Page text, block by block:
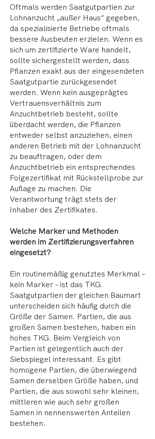
Oftmals werden Saatgutpartien zur
Lohnanzucht „außer Haus“ gegeben,
da spezialisierte Betriebe oftmals
bessere Ausbeuten erzielen. Wenn es
sich um zertifizierte Ware handelt,
sollte sichergestellt werden, dass
Pflanzen exakt aus der eingesendeten
Saatgutpartie zurückgesendet
werden. Wenn kein ausgeprägtes
Vertrauensverhältnis zum
Anzuchtbetrieb besteht, sollte
überdacht werden, die Pflanzen
entweder selbst anzuziehen, einen
anderen Betrieb mit der Lohnanzucht
zu beauftragen, oder dem
Anzuchtbetrieb ein entsprechendes
Folgezertifikat mit Rückstellprobe zur
Auflage zu machen. Die
Verantwortung trägt stets der
Inhaber des Zertifikates.
Welche Marker und Methoden
werden im Zertifizierungsverfahren
eingesetzt?
Ein routinemäßig genutztes Merkmal –
kein Marker – ist das TKG.
Saatgutpartien der gleichen Baumart
unterscheiden sich häufig durch die
Größe der Samen. Partien, die aus
großen Samen bestehen, haben ein
hohes TKG. Beim Vergleich von
Partien ist gelegentlich auch der
Siebspiegel interessant. Es gibt
homogene Partien, die überwiegend
Samen derselben Größe haben, und
Partien, die aus sowohl sehr kleinen,
mittleren wie auch sehr großen
Samen in nennenswerten Anteilen
bestehen.